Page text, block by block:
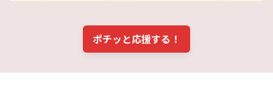
ポチッと応援する！